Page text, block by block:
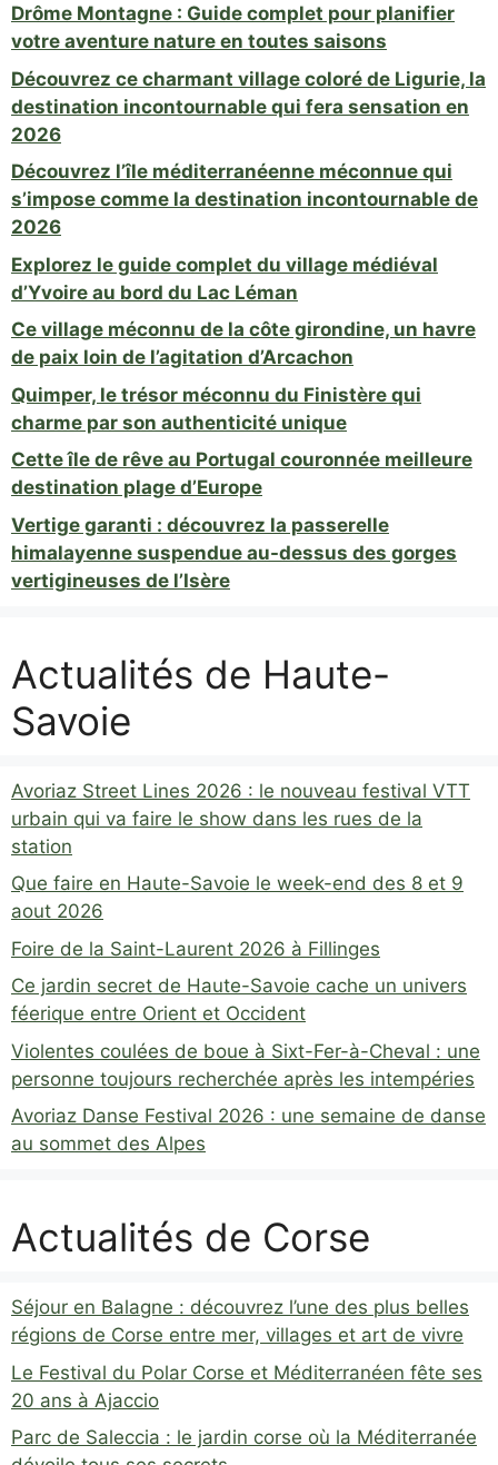
Drôme Montagne : Guide complet pour planifier
votre aventure nature en toutes saisons
Découvrez ce charmant village coloré de Ligurie, la
destination incontournable qui fera sensation en
2026
Découvrez l’île méditerranéenne méconnue qui
s’impose comme la destination incontournable de
2026
Explorez le guide complet du village médiéval
d’Yvoire au bord du Lac Léman
Ce village méconnu de la côte girondine, un havre
de paix loin de l’agitation d’Arcachon
Quimper, le trésor méconnu du Finistère qui
charme par son authenticité unique
Cette île de rêve au Portugal couronnée meilleure
destination plage d’Europe
Vertige garanti : découvrez la passerelle
himalayenne suspendue au-dessus des gorges
vertigineuses de l’Isère
Actualités de Haute-
Savoie
Avoriaz Street Lines 2026 : le nouveau festival VTT
urbain qui va faire le show dans les rues de la
station
Que faire en Haute-Savoie le week-end des 8 et 9
aout 2026
Foire de la Saint-Laurent 2026 à Fillinges
Ce jardin secret de Haute-Savoie cache un univers
féerique entre Orient et Occident
Violentes coulées de boue à Sixt-Fer-à-Cheval : une
personne toujours recherchée après les intempéries
Avoriaz Danse Festival 2026 : une semaine de danse
au sommet des Alpes
Actualités de Corse
Séjour en Balagne : découvrez l’une des plus belles
régions de Corse entre mer, villages et art de vivre
Le Festival du Polar Corse et Méditerranéen fête ses
20 ans à Ajaccio
Parc de Saleccia : le jardin corse où la Méditerranée